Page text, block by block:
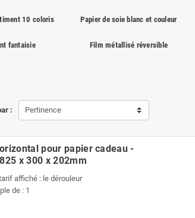
10 coloris Papier de soie blanc et couleur
fantaisie Film métallisé réversible
: Pertinence
pour papier cadeau -
x 300 x 202mm
affiché : le dérouleur
de : 1